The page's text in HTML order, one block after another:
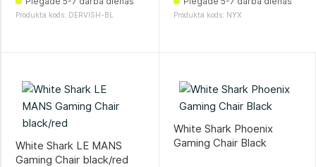
Produkta kods: DERVISH-BL Produkta kods: NYX
White Shark LE MANS
Gaming Chair black/red
White Shark Phoenix
Gaming Chair Black